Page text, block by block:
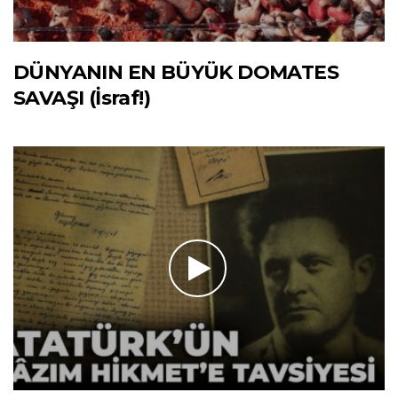
DÜNYANIN EN BÜYÜK DOMATES
SAVAŞI (İsraf!)